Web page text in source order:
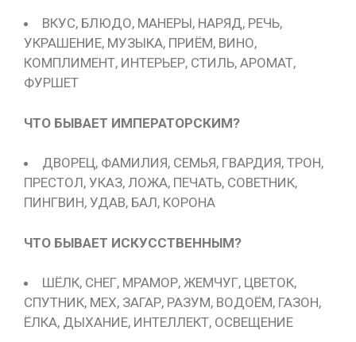
ВКУС, БЛЮДО, МАНЕРЫ, НАРЯД, РЕЧЬ,
УКРАШЕНИЕ, МУЗЫКА, ПРИЁМ, ВИНО,
КОМПЛИМЕНТ, ИНТЕРЬЕР, СТИЛЬ, АРОМАТ,
ФУРШЕТ
ЧТО БЫВАЕТ ИМПЕРАТОРСКИМ?
ДВОРЕЦ, ФАМИЛИЯ, СЕМЬЯ, ГВАРДИЯ, ТРОН,
ПРЕСТОЛ, УКАЗ, ЛОЖА, ПЕЧАТЬ, СОВЕТНИК,
ПИНГВИН, УДАВ, БАЛ, КОРОНА
ЧТО БЫВАЕТ ИСКУССТВЕННЫМ?
ШЁЛК, СНЕГ, МРАМОР, ЖЕМЧУГ, ЦВЕТОК,
СПУТНИК, МЕХ, ЗАГАР, РАЗУМ, ВОДОЁМ, ГАЗОН,
ЁЛКА, ДЫХАНИЕ, ИНТЕЛЛЕКТ, ОСВЕЩЕНИЕ